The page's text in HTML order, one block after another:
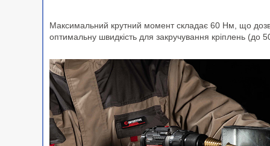
Максимальний крутний момент складає 60 Нм, що
оптимальну швидкість для закручування кріплень (до